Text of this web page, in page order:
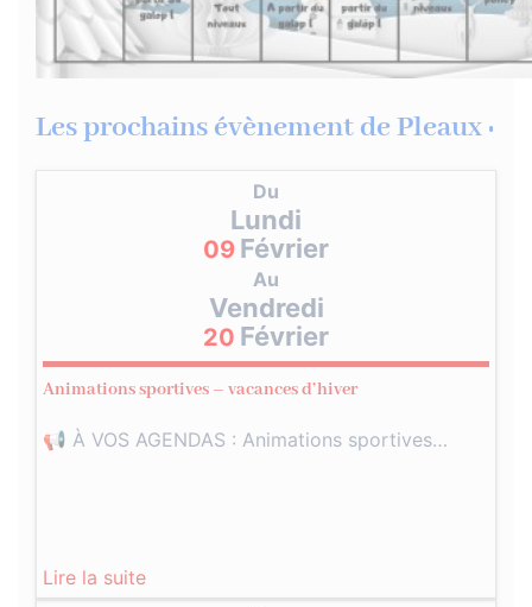
Les prochains évènement de Pleaux :
Du
Lundi
09 Février
Au
Vendredi
20 Février
Animations sportives – vacances d’hiver
📢 À VOS AGENDAS : Animations sportives…
Lire la suite